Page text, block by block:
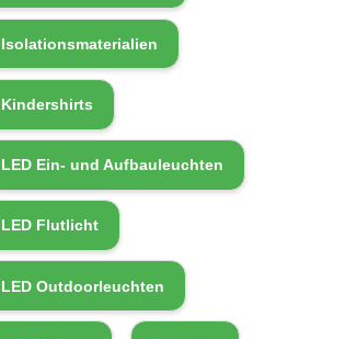
Isolationsmaterialien
Kindershirts
LED Ein- und Aufbauleuchten
LED Flutlicht
LED Outdoorleuchten